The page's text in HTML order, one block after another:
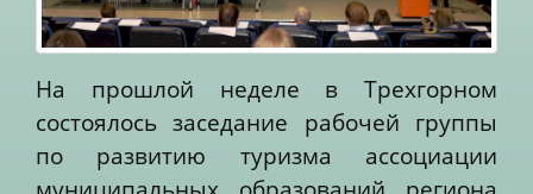
На прошлой неделе в Трехгорном
состоялось заседание рабочей группы
по развитию туризма ассоциации